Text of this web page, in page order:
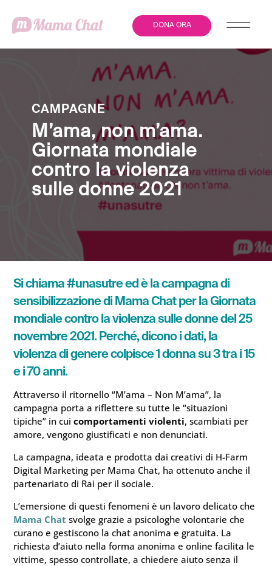
DONA ORA
CAMPAGNE
M’ama, non m’ama.
Giornata mondiale
contro la violenza
sulle donne 2021
Si chiama #unasutre ed è la campagna di
sensibilizzazione di Mama Chat per la Giornata
mondiale contro la violenza sulle donne del 25
novembre 2021. Perché, dicono i dati, la
violenza di genere colpisce 1 donna su 3 tra i 15
e i 70 anni.
Attraverso il ritornello “M’ama – Non M’ama”, la
campagna porta a riflettere su tutte le “situazioni
tipiche” in cuicomportamenti violenti, scambiati per
amore, vengono giustificati e non denunciati.
La campagna, ideata e prodotta dai creativi di H-Farm
Digital Marketing per Mama Chat, ha ottenuto anche il
partenariato di Rai per il sociale.
L’emersione di questi fenomeni è un lavoro delicato che
Mama Chat svolge grazie a psicologhe volontarie che
curano e gestiscono la chat anonima e gratuita. La
richiesta d’aiuto nella forma anonima e online facilita le
vittime, spesso controllate, a chiedere aiuto senza il